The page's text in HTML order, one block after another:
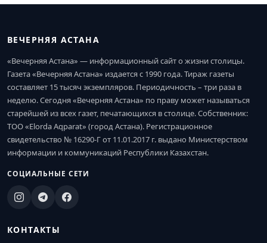
ВЕЧЕРНЯЯ АСТАНА
«Вечерняя Астана» — информационный сайт о жизни столицы.
Газета «Вечерняя Астана» издается с 1990 года. Тираж газеты
составляет 15 тысяч экземпляров. Периодичность – три раза в
неделю. Сегодня «Вечерняя Астана» по праву может называться
старейшей из всех газет, печатающихся в столице. Собственник:
ТОО «Elorda Aqparat» (город Астана). Регистрационное
свидетельство № 16290-Г от 11.01.2017 г. выдано Министерством
информации и коммуникаций Республики Казахстан.
СОЦИАЛЬНЫЕ СЕТИ
КОНТАКТЫ